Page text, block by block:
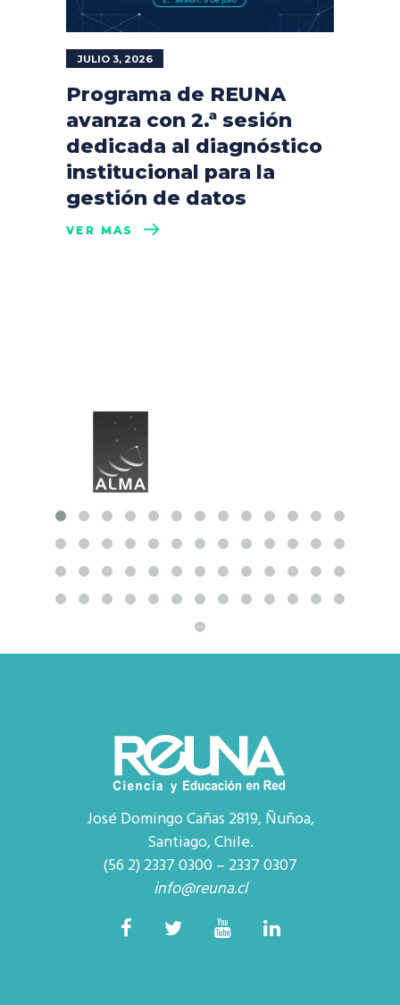
JULIO 3, 2026
Programa de REUNA
avanza con 2.ª sesión
dedicada al diagnóstico
institucional para la
gestión de datos
VER MÁS
José Domingo Cañas 2819, Ñuñoa,
Santiago, Chile.
(56 2) 2337 0300 – 2337 0307
info@reuna.cl